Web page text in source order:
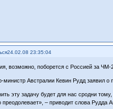
24.02.08 23:35:04
возможно, поборется с Россией за ЧМ-
министр Австралии Кевин Рудд заявил о
эту задачу будет для нас сродни
– приводит слова Рудда